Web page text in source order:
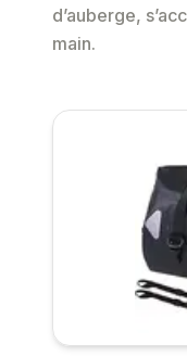
d’auberge,
main.